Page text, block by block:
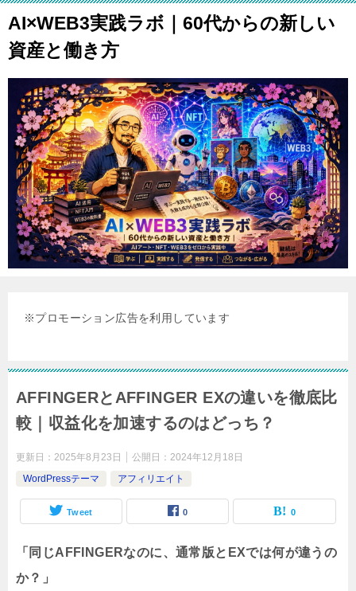
AI×WEB3実践ラボ｜60代からの新しい
資産と働き方
※プロモーション広告を利用しています
AFFINGERとAFFINGER EXの違いを徹底比
較｜収益化を加速するのはどっち？
更新日： 2025年8月23日 公開日： 2024年12月18日
WordPressテーマ
アフィリエイト
Tweet 0 0
「同じAFFINGERなのに、通常版とEXでは何が違うの
か？」